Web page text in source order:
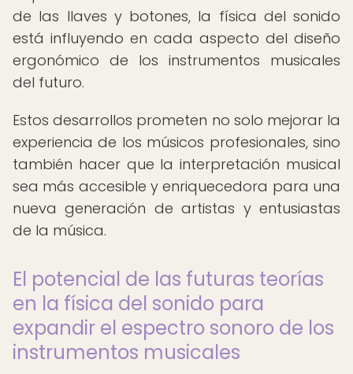
de las llaves y botones, la física del sonido
está influyendo en cada aspecto del diseño
ergonómico de los instrumentos musicales
del futuro.
Estos desarrollos prometen no solo mejorar la
experiencia de los músicos profesionales, sino
también hacer que la interpretación musical
sea más accesible y enriquecedora para una
nueva generación de artistas y entusiastas
de la música.
El potencial de las futuras teorías
en la física del sonido para
expandir el espectro sonoro de los
instrumentos musicales